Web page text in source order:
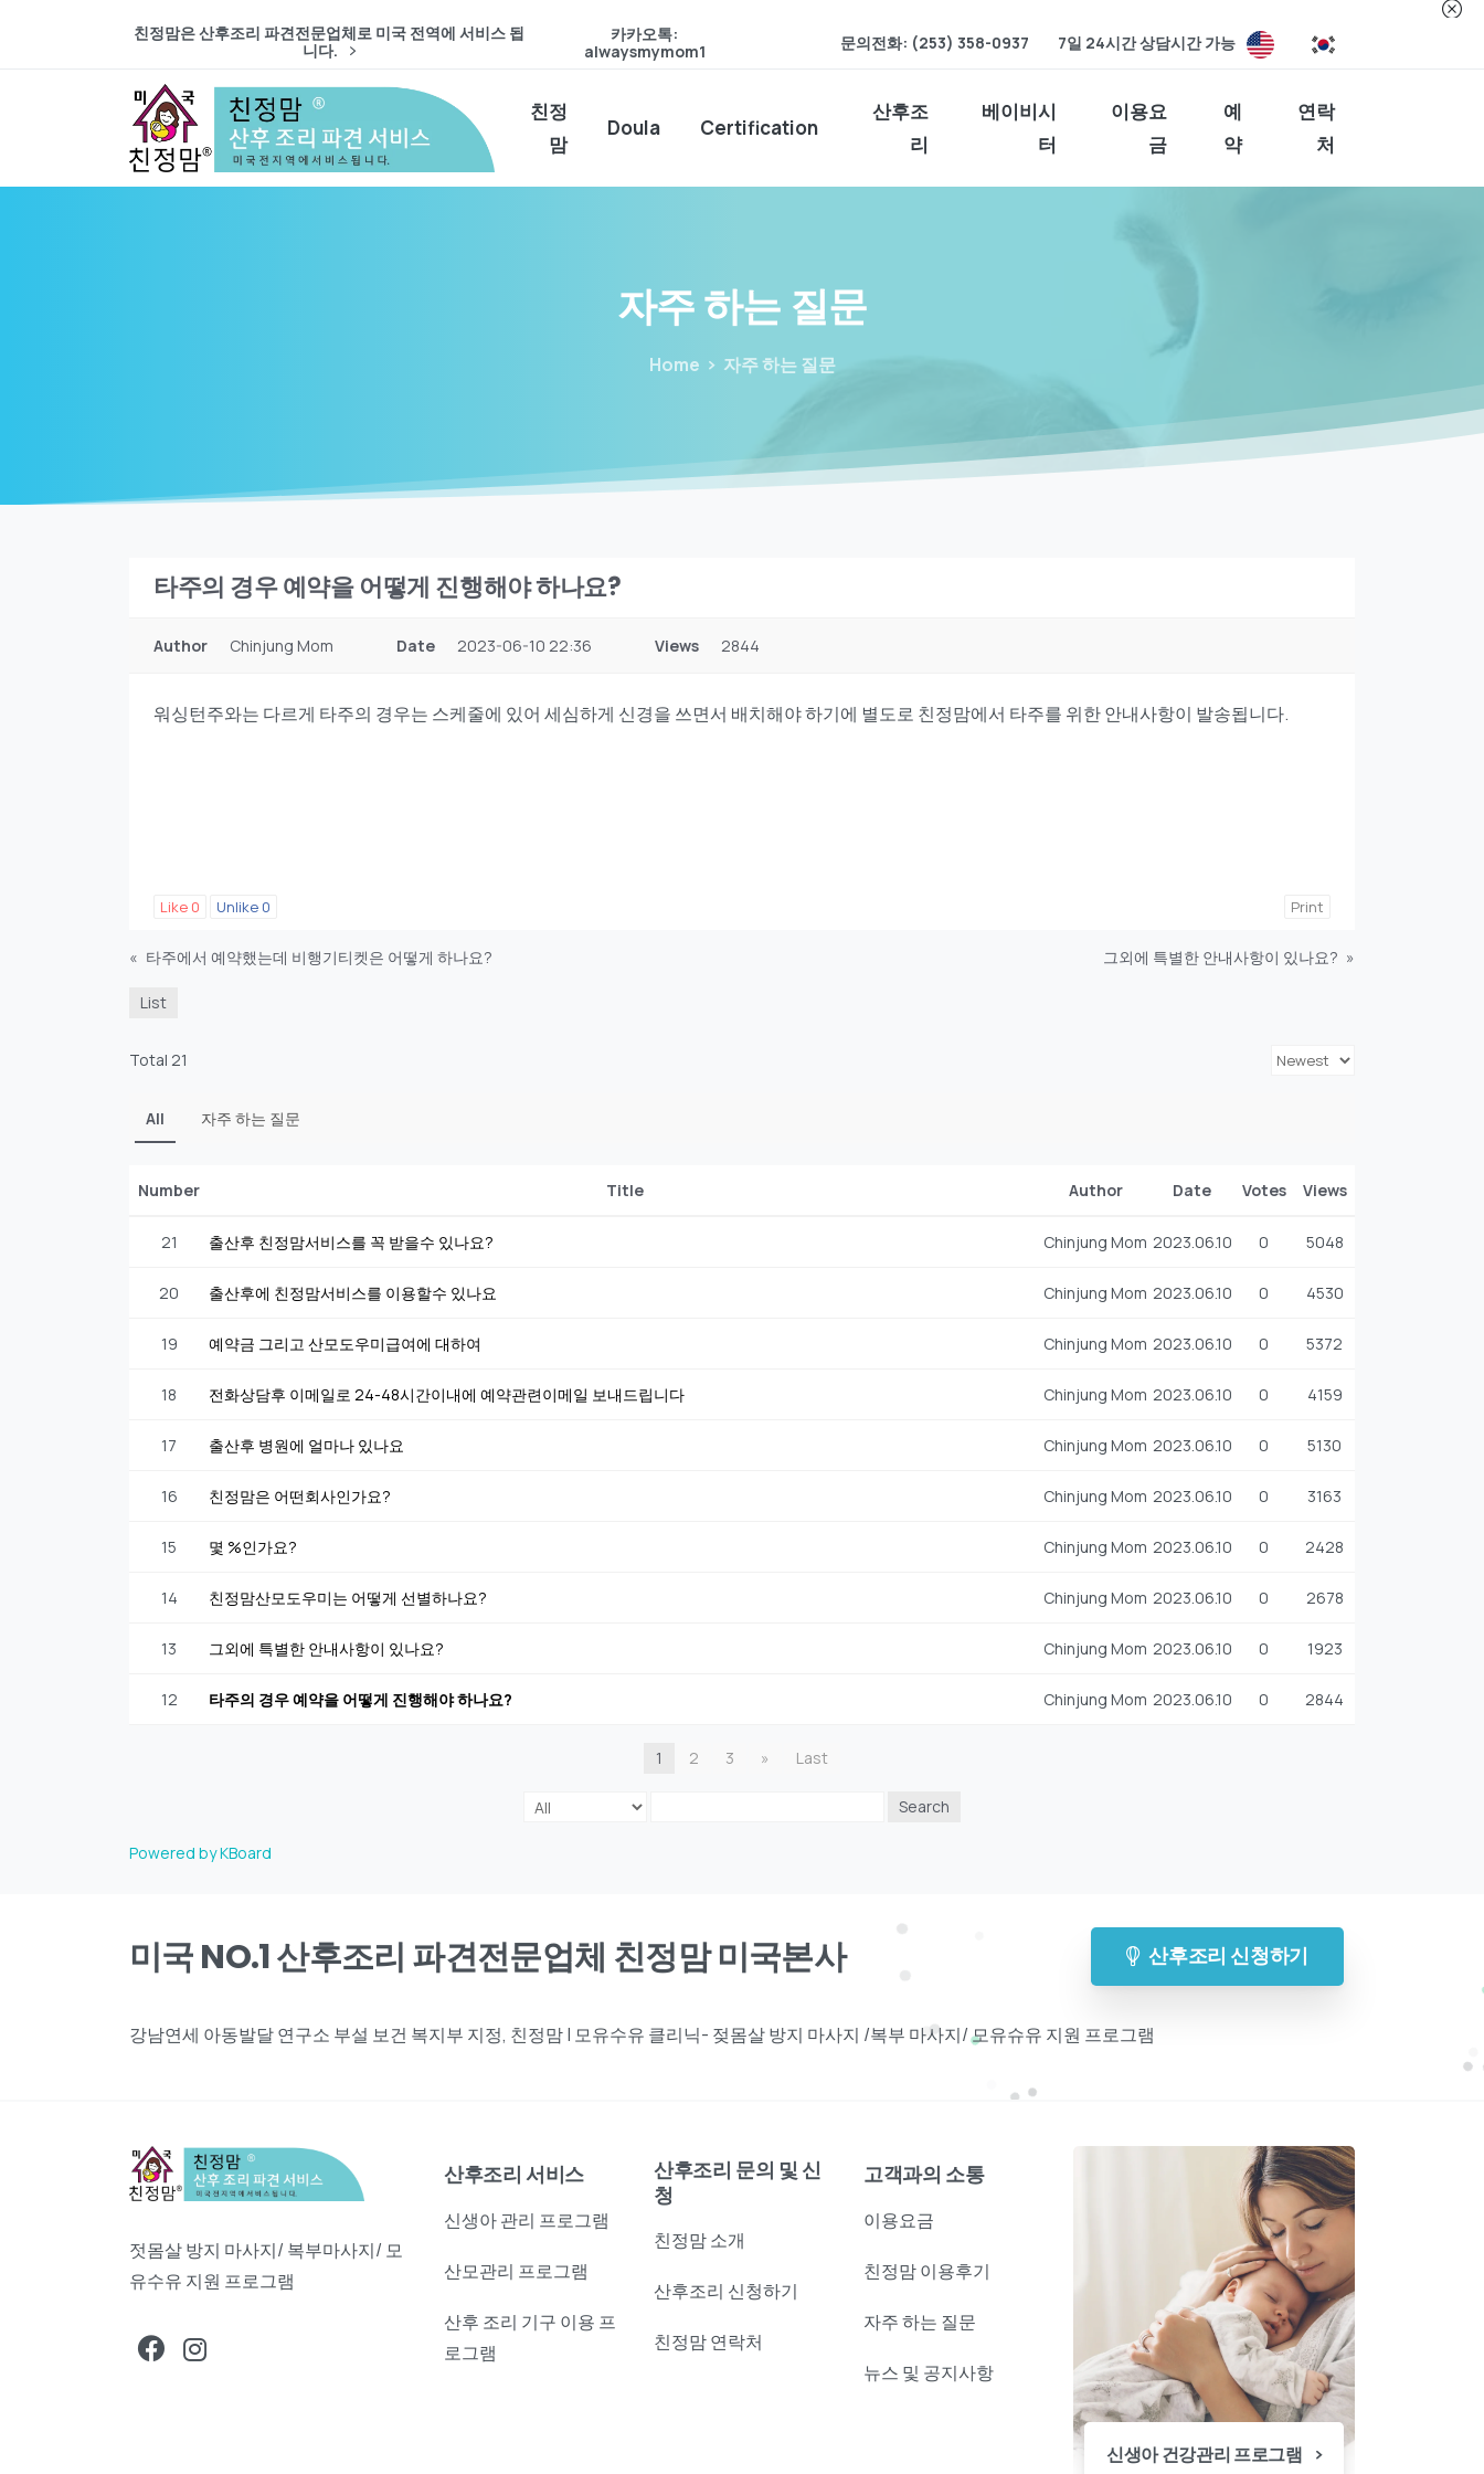
친정맘은 산후조리 파견전문업체로 미국 전역에 서비스 됩
니다.
카카오톡:
alwaysmymom1
문의전화: (253) 358-0937 7일 24시간 상담시간 가능
친정
맘
Doula Certification
산후조
리
베이비시
터
이용요
금
예
약
연락
처
자주하는 질문
Home 자주 하는 질문
타주의 경우 예약을 어떻게 진행해야 하나요?
Author Chinjung Mom Date 2023-06-10 22:36 Views 2844
워싱턴주와는 다르게 타주의 경우는 스케줄에 있어 세심하게 신경을 쓰면서 배치해야 하기에 별도로 친정맘에서 타주를 위한 안내사항이 발송됩니다.
Like 0 Unlike 0 Print
« 타주에서 예약했는데 비행기티켓은 어떻게 하나요? 그외에 특별한 안내사항이 있나요? »
List
Total 21
All 자주 하는 질문
Number Title Author Date Votes Views
21 출산후 친정맘서비스를 꼭 받을수 있나요? Chinjung Mom 2023.06.10 0 5048
20 출산후에 친정맘서비스를 이용할수 있나요 Chinjung Mom 2023.06.10 0 4530
19 예약금 그리고 산모도우미급여에 대하여 Chinjung Mom 2023.06.10 0 5372
18 전화상담후 이메일로 24-48시간이내에 예약관련이메일 보내드립니다 Chinjung Mom 2023.06.10 0 4159
17 출산후 병원에 얼마나 있나요 Chinjung Mom 2023.06.10 0 5130
16 친정맘은 어떤회사인가요? Chinjung Mom 2023.06.10 0 3163
15 몇 %인가요? Chinjung Mom 2023.06.10 0 2428
14 친정맘산모도우미는 어떻게 선별하나요? Chinjung Mom 2023.06.10 0 2678
13 그외에 특별한 안내사항이 있나요? Chinjung Mom 2023.06.10 0 1923
12 타주의 경우 예약을 어떻게 진행해야 하나요? Chinjung Mom 2023.06.10 0 2844
1 2 3 » Last
Search
Powered by KBoard
미국 NO.1 산후조리 파견전문업체 친정맘 미국본사 산후조리 신청하기
강남연세 아동발달 연구소 부설 보건 복지부 지정, 친정맘 | 모유수유 클리닉- 젖몸살 방지 마사지 /복부 마사지/ 모유슈유 지원 프로그램
젓몸살 방지 마사지/ 복부마사지/ 모
유수유 지원 프로그램
산후조리 서비스
신생아 관리 프로그램
산모관리 프로그램
산후 조리 기구 이용 프
로그램
산후조리 문의 및 신
청
친정맘 소개
산후조리 신청하기
친정맘 연락처
고객과의 소통
이용요금
친정맘 이용후기
자주 하는 질문
뉴스 및 공지사항
신생아 건강관리 프로그램